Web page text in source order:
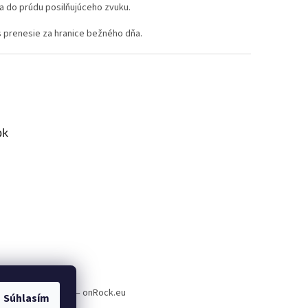
Súhlasím
do prúdu posilňujúceho zvuku.
za hranice bežného dňa.
plnenie e-shopov – onRock.eu